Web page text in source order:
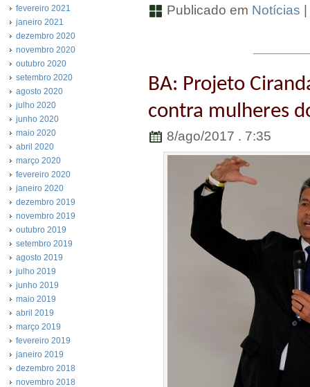
fevereiro 2021
janeiro 2021
dezembro 2020
novembro 2020
outubro 2020
setembro 2020
agosto 2020
julho 2020
junho 2020
maio 2020
abril 2020
março 2020
fevereiro 2020
janeiro 2020
dezembro 2019
novembro 2019
outubro 2019
setembro 2019
agosto 2019
julho 2019
junho 2019
maio 2019
abril 2019
março 2019
fevereiro 2019
janeiro 2019
dezembro 2018
novembro 2018
Publicado em Notícias |
BA: Projeto
contra mulheres
8/ago/2017 . 7:35